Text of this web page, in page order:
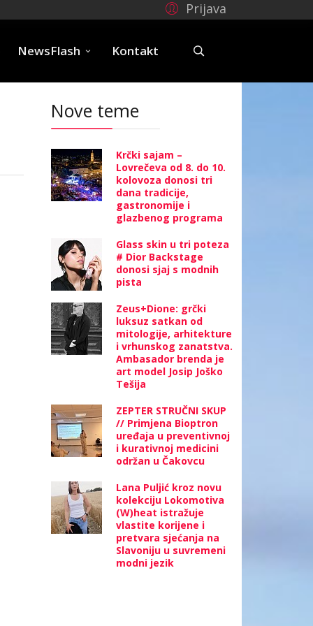
Prijava
NewsFlash Kontakt
Nove teme
Krčki sajam –
Lovrečeva od 8. do 10.
kolovoza donosi tri
dana tradicije,
gastronomije i
glazbenog programa
Glass skin u tri poteza
# Dior Backstage
donosi sjaj s modnih
pista
Zeus+Dione: grčki
luksuz satkan od
mitologije, arhitekture
i vrhunskog zanatstva.
Ambasador brenda je
art model Josip Joško
Tešija
ZEPTER STRUČNI SKUP
// Primjena Bioptron
uređaja u preventivnoj
i kurativnoj medicini
održan u Čakovcu
Lana Puljić kroz novu
kolekciju Lokomotiva
(W)heat istražuje
vlastite korijene i
pretvara sjećanja na
Slavoniju u suvremeni
modni jezik